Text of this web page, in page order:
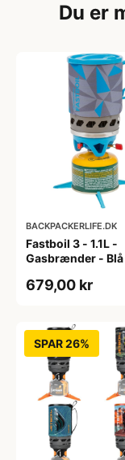
Du er
BACKPACKERLIFE.DK
Fastboil 3 - 1.1L -
Gasbrænder - Blå
679,00 kr
SPAR 26%